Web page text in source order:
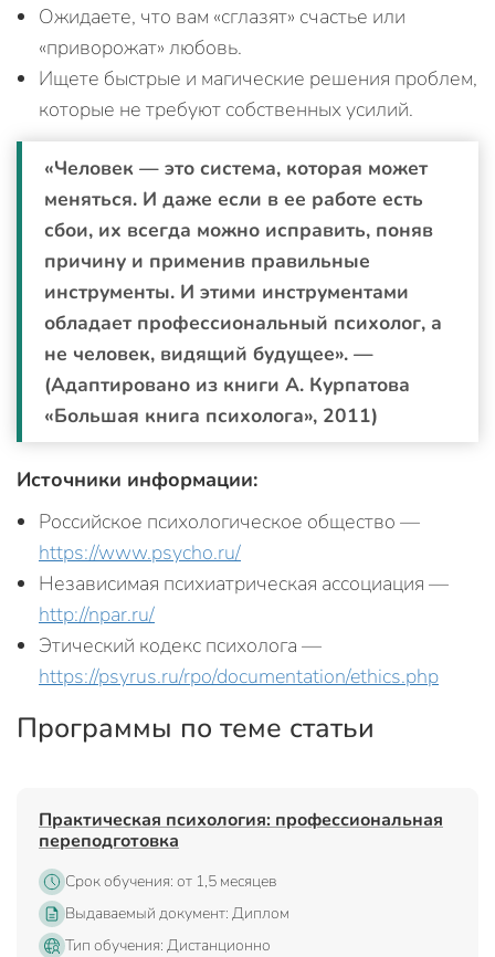
Ожидаете, что вам «сглазят» счастье или
«приворожат» любовь.
Ищете быстрые и магические решения проблем,
которые не требуют собственных усилий.
«Человек — это система, которая может
меняться. И даже если в ее работе есть
сбои, их всегда можно исправить, поняв
причину и применив правильные
инструменты. И этими инструментами
обладает профессиональный психолог, а
не человек, видящий будущее». —
(Адаптировано из книги А. Курпатова
«Большая книга психолога», 2011)
Источники информации:
Российское психологическое общество —
https://www.psycho.ru/
Независимая психиатрическая ассоциация —
http://npar.ru/
Этический кодекс психолога —
https://psyrus.ru/rpo/documentation/ethics.php
Программы по теме статьи
Практическая психология: профессиональная
переподготовка
Срок обучения: от 1,5 месяцев
Выдаваемый документ: Диплом
Тип обучения: Дистанционно